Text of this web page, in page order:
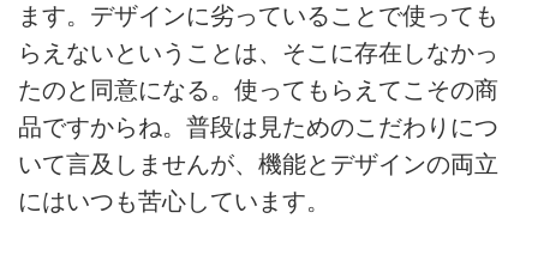
ます。デザインに劣っていることで使っても
らえないということは、そこに存在しなかっ
たのと同意になる。使ってもらえてこその商
品ですからね。普段は見ためのこだわりにつ
いて言及しませんが、機能とデザインの両立
にはいつも苦心しています。